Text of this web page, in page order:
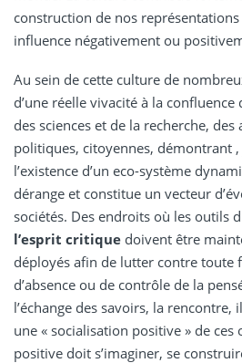
construction de nos
influence négativement ou
Au sein de cette culture de
d’une réelle vivacité à la confluence
des sciences et de la recherche, des
politiques, citoyennes, démontrant
l’existence d’un eco-système
dérange et constitue un vecteur
sociétés. Des endroits où les outils
l’esprit critique doivent être
déployés afin de lutter contre toute
d’absence ou de contrôle de la
l’échange des savoirs, la rencontre,
une « socialisation positive » de ces
positive doit s’imaginer, se